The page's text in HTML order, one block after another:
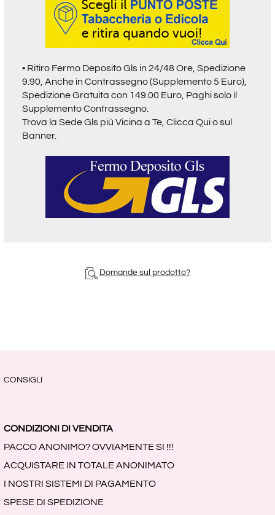
• Ritiro Fermo Deposito Gls in 24/48 Ore, Spedizione
9.90, Anche in Contrassegno (Supplemento 5 Euro),
Spedizione Gratuita con 149.00 Euro, Paghi solo il
Supplemento Contrassegno.
Trova la Sede Gls più Vicina a Te, Clicca Qui o sul
Banner.
Domande sul prodotto?
CONSIGLI
CONDIZIONI DI VENDITA
PACCO ANONIMO? OVVIAMENTE SI !!!
ACQUISTARE IN TOTALE ANONIMATO
I NOSTRI SISTEMI DI PAGAMENTO
SPESE DI SPEDIZIONE